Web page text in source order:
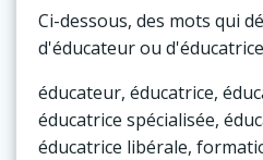
Ci-dessous, des mots qui
d'éducateur ou
éducateur, éducatrice,
éducatrice spécialisée,
éducatrice libérale,